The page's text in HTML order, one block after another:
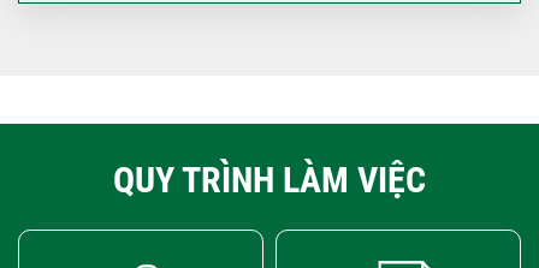
QUY TRÌNH LÀM VIỆC